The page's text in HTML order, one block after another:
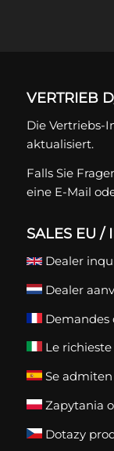
VERTRIEB
Die Vertriebs-
aktualisiert.
Falls Sie
eine E-Mail
SALES EU /
Dealer
Dealer
Demandes
Le
Se admiten
Zapytania
Dotazy